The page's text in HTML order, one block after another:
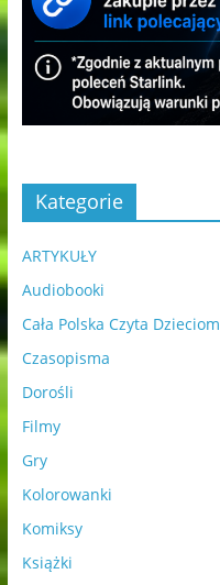
Kategorie
ARTYKUŁY
Audiobooki
Cała Polska Czyta Dzieciom
Czasopisma
Dorośli
Filmy
Gry
Kolorowanki
Komiksy
Książki